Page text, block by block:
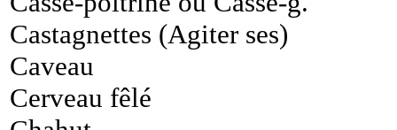
Castagnettes (Agiter ses)
Caveau
Cerveau fêlé